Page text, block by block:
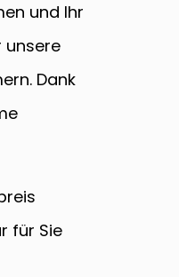
und Ihr
unsere
Dank
für Sie